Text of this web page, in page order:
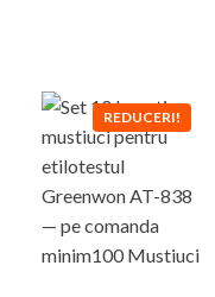
REDUCERI!